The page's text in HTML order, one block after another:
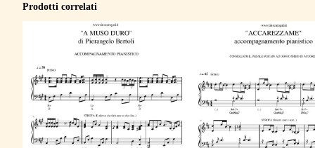
Prodotti correlati